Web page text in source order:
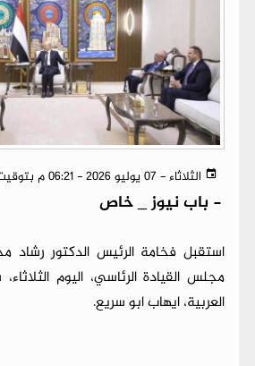
الثلاثاء - 07 يوليو 2026 - 06:21 م بتوقيت عدن
- باب نيوز _ خاص
استقبل فخامة الرئيس الدكتور رشاد
مجلس القيادة الرئاسي، اليوم
العربية، ايهاب ابو سريع.